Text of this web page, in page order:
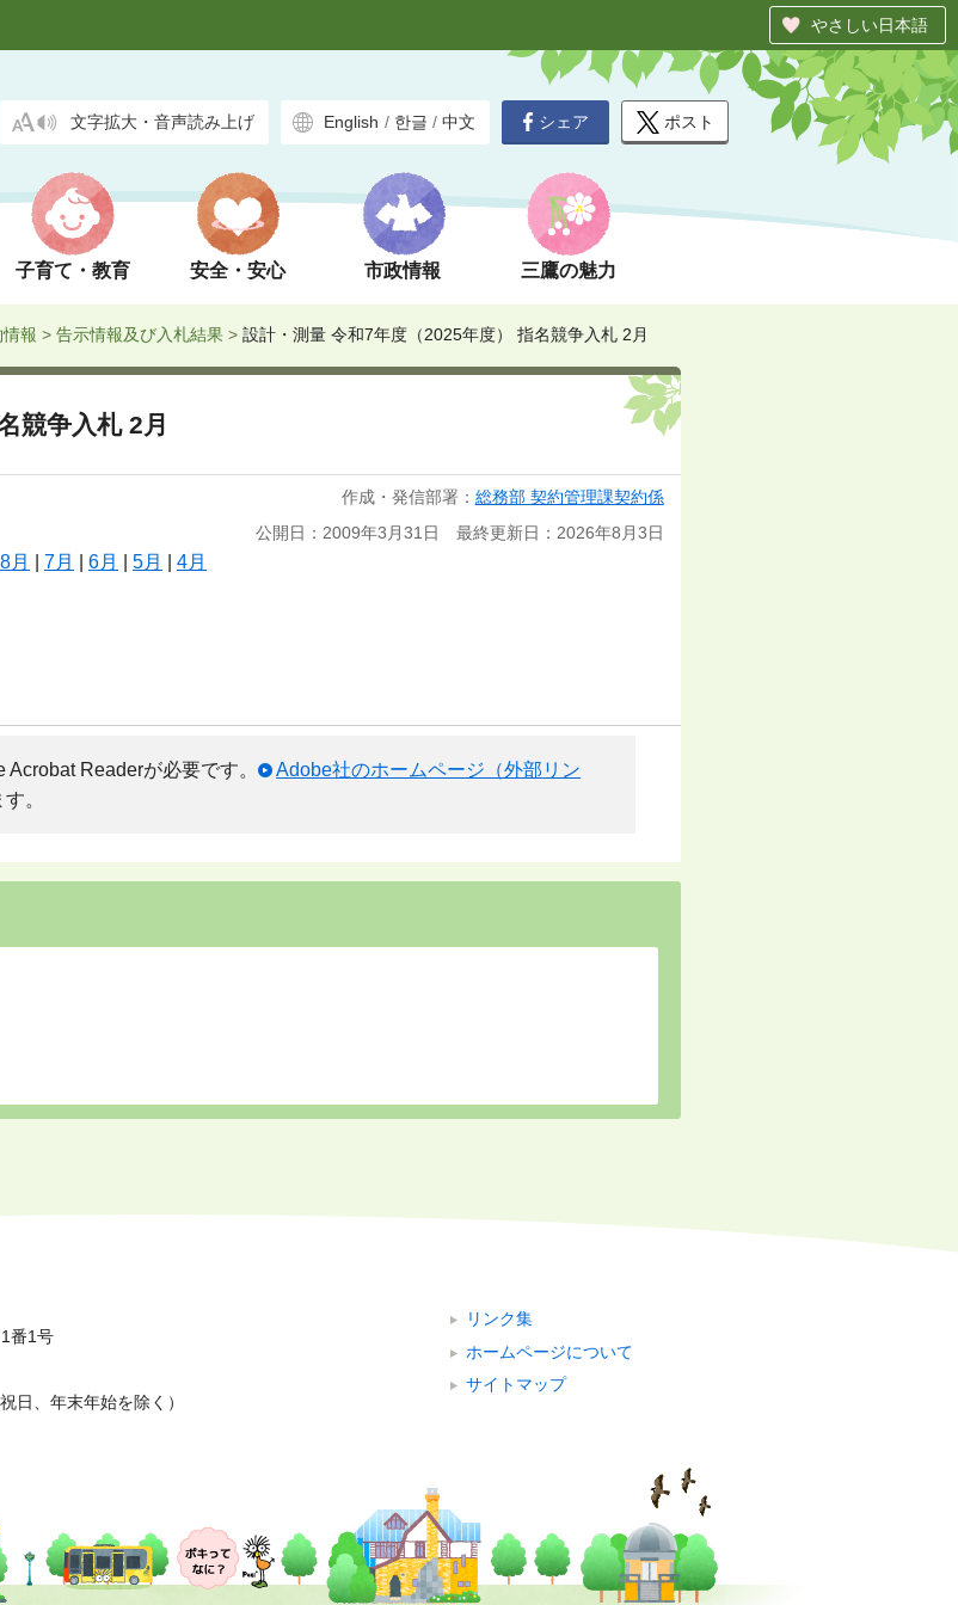
やさしい日本語
文字拡大・音声読み上げ English / 한글 / 中文
子育て・教育 安全・安心 市政情報 三鷹の魅力
シェア ポスト
報 > 告示情報及び入札結果 > 設計・測量 令和7年度（2025年度） 指名競争入札 2月
競争入札 2月
作成・発信部署： 総務部 契約管理課契約係
公開日：2009年3月31日 最終更新日：2026年8月3日
8月 7月 6月 5月
4月
Acrobat Readerが必要です。
Adobe社のホームページ（外部リン
。
リンク集
ホームページについて
サイトマップ
番1号
日、年末年始を除く）